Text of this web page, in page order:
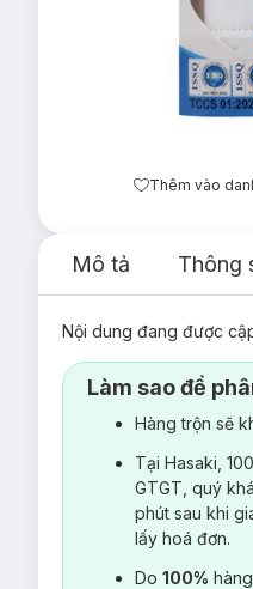
Thêm vào
Mô tả Thông
Nội dung đang được
Làm sao để
Hàng trộn sẽ
Tại Hasaki,
GTGT, quý
phút sau khi
lấy hoá đơn.
Do 100%